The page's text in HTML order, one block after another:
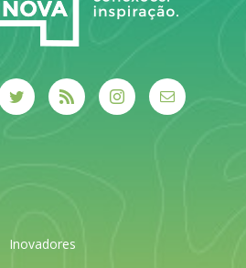
Inovadores